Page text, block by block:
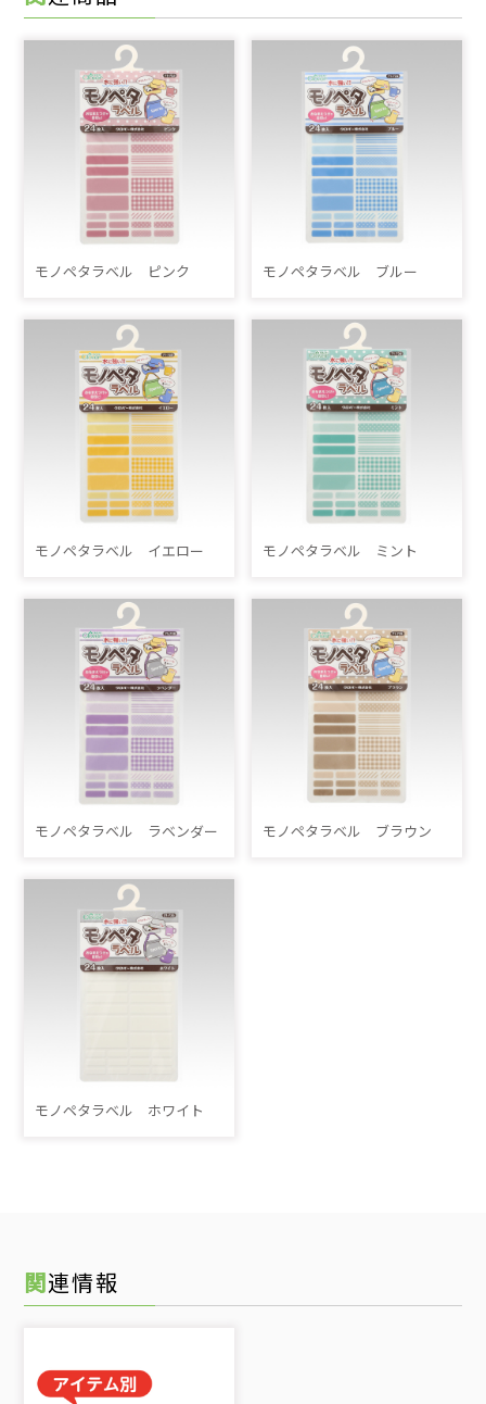
モノペタラベル ピンク モノペタラベル ブルー
モノペタラベル イエロー モノペタラベル ミント
モノペタラベル ラベンダー モノペタラベル ブラウン
モノペタラベル ホワイト
関連情報